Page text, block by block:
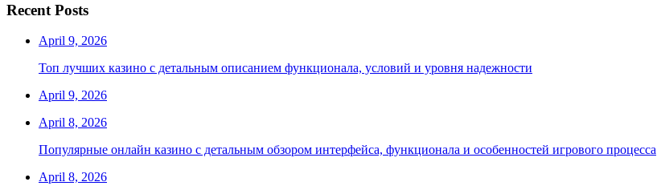
Recent Posts
April 9, 2026
Топ лучших казино с детальным описанием функционала, условий и уровня надежности
April 9, 2026
April 8, 2026
Популярные онлайн казино с детальным обзором интерфейса, функционала и особенностей игрового процесса
April 8, 2026